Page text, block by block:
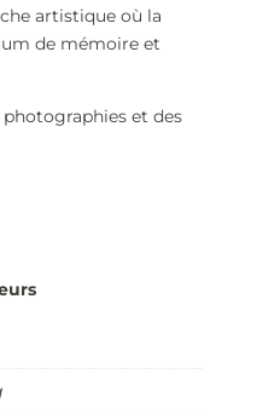
artistique où la
de mémoire et
photographies et des